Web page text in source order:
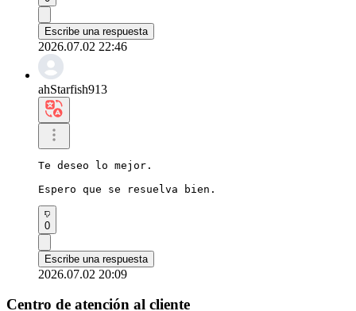
Escribe una respuesta
2026.07.02 22:46
ahStarfish913
Te deseo lo mejor.
Espero que se resuelva bien.
0
Escribe una respuesta
2026.07.02 20:09
Centro de atención al cliente